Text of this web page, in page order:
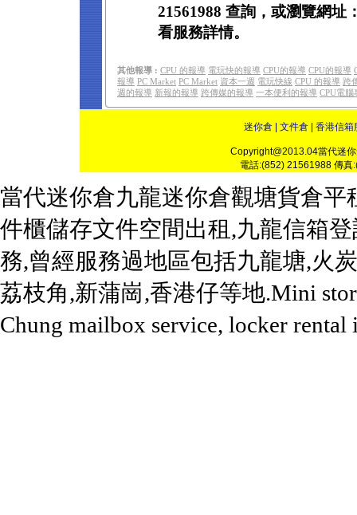
21561988 查詢，或瀏覽網址
看服務詳情。
其他報導 : CPU 的報導 電玩快的報導 CPU的報導 CPU的報導
報導 PC Market PC Market 資本一週 電玩快線 CPU 的報導 跨
週的報導 新報的報導 跨傳媒的報導 一本便利的報導 CPU電腦
迷你倉| 文件倉| 香港信箱
Copyright@2013.04當代迷
電話:(852) 21561988 傳
當代迷你倉九龍迷你倉觀塘貨倉平
件櫃儲存文件空間出租,九龍信箱登
務,曾經服務過地區包括九龍塘,火
荔枝角,新蒲崗,香港仔等地.Mini
Chung mailbox service, locker